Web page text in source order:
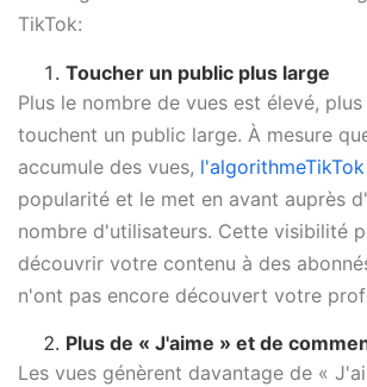
TikTok:
Toucher un public plus large
Plus le nombre de vues est élevé,
touchent un public large. À mesure
accumule des vues, l'algorithmeTikTok
popularité et le met en avant auprès
nombre d'utilisateurs. Cette visibilité
découvrir votre contenu à des
n'ont pas encore découvert votre
Plus de « J'aime » et de
Les vues génèrent davantage de «